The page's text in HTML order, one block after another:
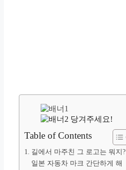
당겨주세요!
Table of Contents
길에서 마주친 그 로고는 뭐지?
일본 자동차 마크 간단하게 해